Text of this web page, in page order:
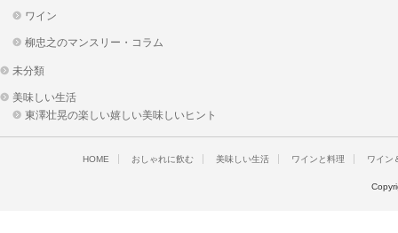
ワイン
柳忠之のマンスリー・コラム
未分類
美味しい生活
東澤壮晃の楽しい嬉しい美味しいヒント
HOME おしゃれに飲む 美味しい生活 ワインと料理 ワイン